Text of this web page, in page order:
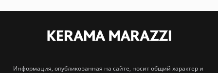
Информация, опубликованная на сайте, носит общий характер и